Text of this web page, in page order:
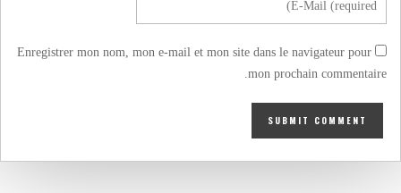
Enregistrer mon nom, mon e-mail et mon site dans le navigateur pour
mon prochain commentaire.